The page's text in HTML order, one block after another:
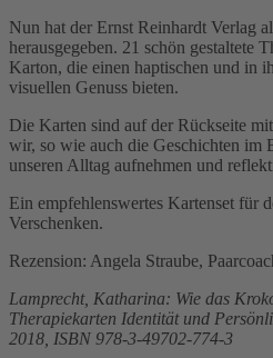
Nun hat der Ernst Reinhardt Verlag
herausgegeben. 21 schön gestaltete
Karton, die einen haptischen und in
visuellen Genuss bieten.
Die Karten sind auf der Rückseite
wir, so wie auch die Geschichten im
unseren Alltag aufnehmen und
Ein empfehlenswertes Kartenset für
Verschenken.
Rezension: Angela Straube,
Lamprecht, Katharina: Wie das
Therapiekarten Identität und
2018, ISBN 978-3-49702-774-3